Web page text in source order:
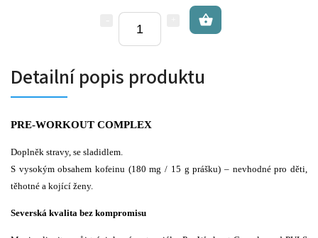
Detailní popis produktu
PRE-WORKOUT COMPLEX
Doplněk stravy, se sladidlem.
S vysokým obsahem kofeinu (180 mg / 15 g prášku) – nevhodné pro děti,
těhotné a kojící ženy.
Severská kvalita bez kompromisu